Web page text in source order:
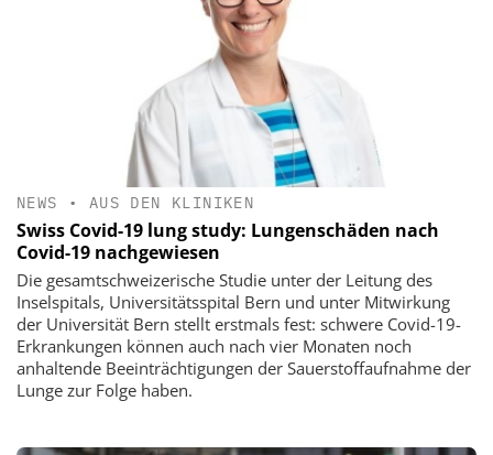
NEWS • AUS DEN KLINIKEN
Swiss Covid-19 lung study: Lungenschäden nach
Covid-19 nachgewiesen
Die gesamtschweizerische Studie unter der Leitung des
Inselspitals, Universitätsspital Bern und unter Mitwirkung
der Universität Bern stellt erstmals fest: schwere Covid-19-
Erkrankungen können auch nach vier Monaten noch
anhaltende Beeinträchtigungen der Sauerstoffaufnahme der
Lunge zur Folge haben.